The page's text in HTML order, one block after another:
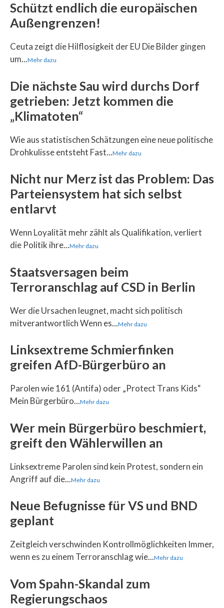
Schützt endlich die europäischen
Außengrenzen!
Ceuta zeigt die Hilflosigkeit der EU Die Bilder gingen
um...Mehr dazu
Die nächste Sau wird durchs Dorf
getrieben: Jetzt kommen die
„Klimatoten“
Wie aus statistischen Schätzungen eine neue politische
Drohkulisse entsteht Fast...Mehr dazu
Nicht nur Merz ist das Problem: Das
Parteiensystem hat sich selbst
entlarvt
Wenn Loyalität mehr zählt als Qualifikation, verliert
die Politik ihre...Mehr dazu
Staatsversagen beim
Terroranschlag auf CSD in Berlin
Wer die Ursachen leugnet, macht sich politisch
mitverantwortlich Wenn es...Mehr dazu
Linksextreme Schmierfinken
greifen AfD-Bürgerbüro an
Parolen wie 161 (Antifa) oder „Protect Trans Kids“
Mein Bürgerbüro...Mehr dazu
Wer mein Bürgerbüro beschmiert,
greift den Wählerwillen an
Linksextreme Parolen sind kein Protest, sondern ein
Angriff auf die...Mehr dazu
Neue Befugnisse für VS und BND
geplant
Zeitgleich verschwinden Kontrollmöglichkeiten Immer,
wenn es zu einem Terroranschlag wie...Mehr dazu
Vom Spahn-Skandal zum
Regierungschaos